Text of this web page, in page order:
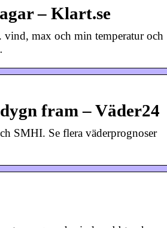
– Klart.se
vind, max och min temperatur och
fram – Väder24
SMHI. Se flera väderprognoser